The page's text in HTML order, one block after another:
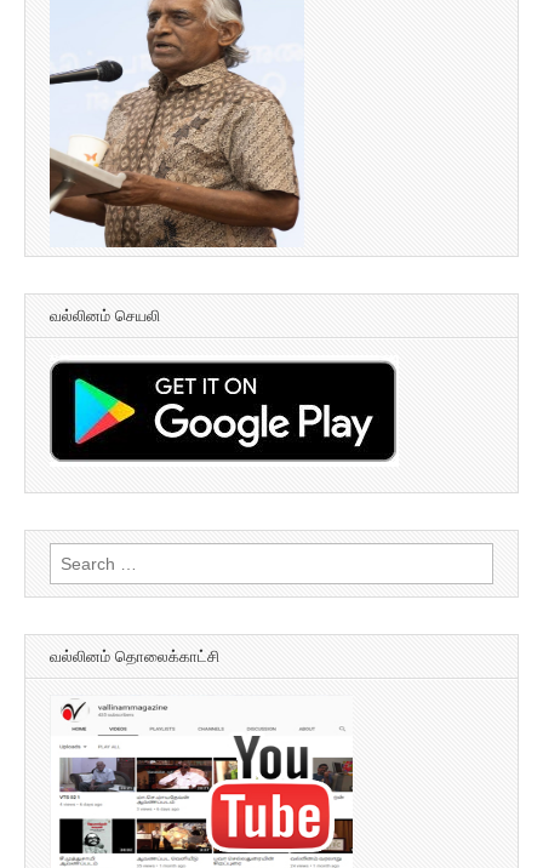
வல்லினம் செயலி
Search
for:
வல்லினம் தொலைக்காட்சி